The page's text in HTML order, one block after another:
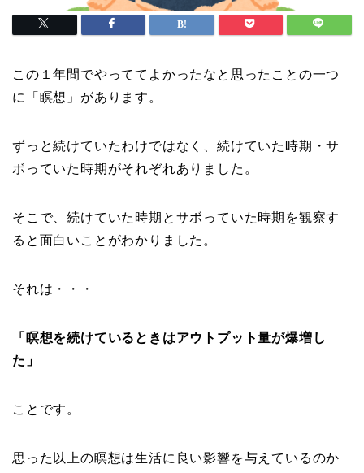
この１年間でやっててよかったなと思ったことの一つ
に「瞑想」があります。
ずっと続けていたわけではなく、続けていた時期・サ
ボっていた時期がそれぞれありました。
そこで、続けていた時期とサボっていた時期を観察す
ると面白いことがわかりました。
それは・・・
「瞑想を続けているときはアウトプット量が爆増し
た」
ことです。
思った以上の瞑想は生活に良い影響を与えているのか